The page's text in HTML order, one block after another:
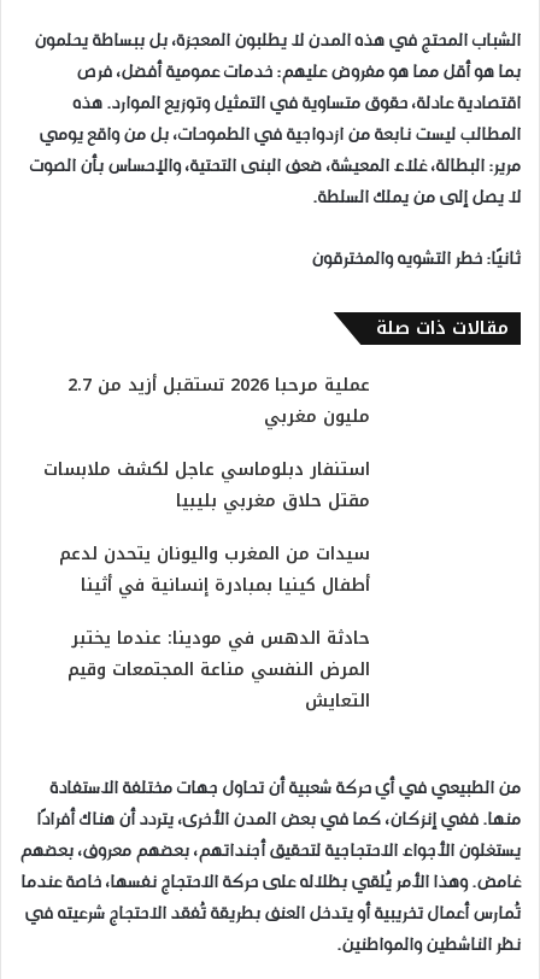
الشباب المحتج في هذه المدن لا يطلبون المعجزة، بل ببساطة يحلمون
بما هو أقل مما هو مفروض عليهم: خدمات عمومية أفضل، فرص
اقتصادية عادلة، حقوق متساوية في التمثيل وتوزيع الموارد. هذه
المطالب ليست نابعة من ازدواجية في الطموحات، بل من واقع يومي
مرير: البطالة، غلاء المعيشة، ضعف البنى التحتية، والإحساس بأن الصوت
لا يصل إلى من يملك السلطة.
ثانيًا: خطر التشويه والمخترقون
مقالات ذات صلة
عملية مرحبا 2026 تستقبل أزيد من 2.7
مليون مغربي
استنفار دبلوماسي عاجل لكشف ملابسات
مقتل حلاق مغربي بليبيا
سيدات من المغرب واليونان يتحدن لدعم
أطفال كينيا بمبادرة إنسانية في أثينا
حادثة الدهس في مودينا: عندما يختبر
المرض النفسي مناعة المجتمعات وقيم
التعايش
من الطبيعي في أي حركة شعبية أن تحاول جهات مختلفة الاستفادة
منها. ففي إنزكان، كما في بعض المدن الأخرى، يتردد أن هناك أفرادًا
يستغلون الأجواء الاحتجاجية لتحقيق أجنداتهم، بعضهم معروف، بعضهم
غامض. وهذا الأمر يُلقي بظلاله على حركة الاحتجاج نفسها، خاصة عندما
تُمارس أعمال تخريبية أو يتدخل العنف بطريقة تُفقد الاحتجاج شرعيته في
نظر الناشطين والمواطنين.